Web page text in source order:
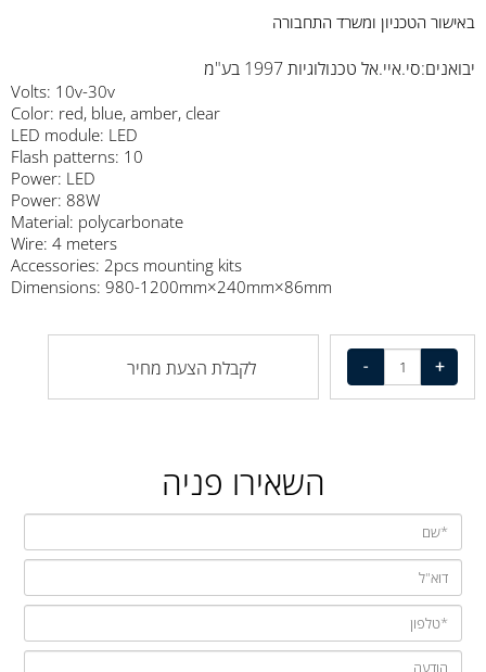
באישור הטכניון ומשרד התחבורה
יבואנים:סי.איי.אל טכנולוגיות 1997 בע"מ
Volts: 10v-30v
Color: red, blue, amber, clear
LED module: LED
Flash patterns: 10
Power: LED
Power: 88W
Material: polycarbonate
Wire: 4 meters
Accessories: 2pcs mounting kits
Dimensions: 980-1200mm×240mm×86mm
לקבלת הצעת מחיר
השאירו פניה